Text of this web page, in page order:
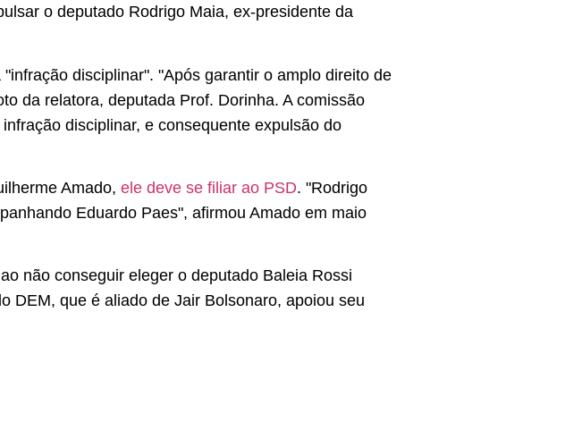
o deputado Rodrigo Maia, ex-presidente da
disciplinar". "Após garantir o amplo direito de
da relatora, deputada Prof. Dorinha. A comissão
disciplinar, e consequente expulsão do
Amado, ele deve se filiar ao PSD. "Rodrigo
Eduardo Paes", afirmou Amado em maio
não conseguir eleger o deputado Baleia Rossi
DEM, que é aliado de Jair Bolsonaro, apoiou seu